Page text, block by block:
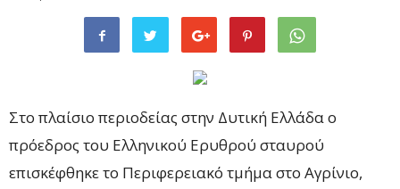
Στο πλαίσιο περιοδείας στην Δυτική Ελλάδα ο
πρόεδρος του Ελληνικού Ερυθρού σταυρού
επισκέφθηκε το Περιφερειακό τμήμα στο Αγρίνιο,